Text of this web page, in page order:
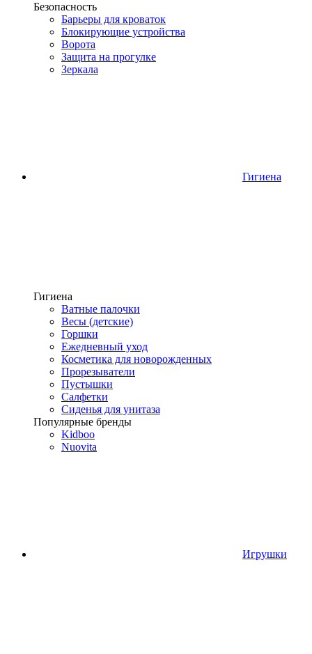
Безопасность
Барьеры для кроваток
Блокирующие устройства
Ворота
Защита на прогулке
Зеркала
Гигиена
Гигиена
Ватные палочки
Весы (детские)
Горшки
Ежедневный уход
Косметика для новорожденных
Прорезыватели
Пустышки
Салфетки
Сиденья для унитаза
Популярные бренды
Kidboo
Nuovita
Игрушки